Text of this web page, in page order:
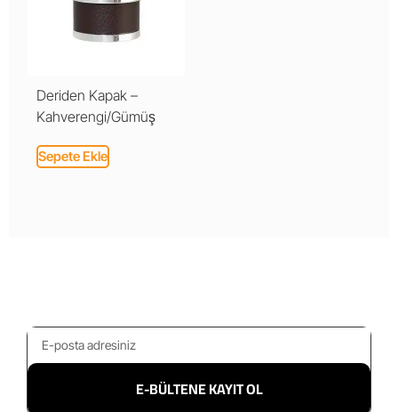
Deriden Kapak –
Kahverengi/Gümüş
Sepete Ekle
E-BÜLTENE KAYIT OL